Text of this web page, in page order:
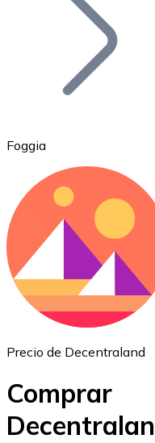
Ethereum
Foggia
Precio de Decentraland
Comprar